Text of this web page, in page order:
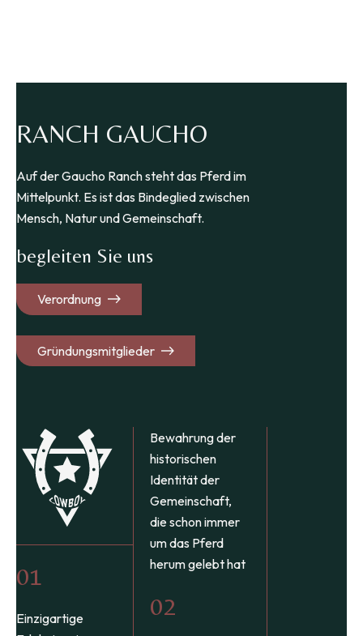
RANCH GAUCHO
Auf der Gaucho Ranch steht das Pferd im
Mittelpunkt. Es ist das Bindeglied zwischen
Mensch, Natur und Gemeinschaft.
begleiten Sie uns
Verordnung
Gründungsmitglieder
01
Einzigartige
02
Bewahrung der
historischen
Identität der
Gemeinschaft,
die schon immer
um das Pferd
herum gelebt hat